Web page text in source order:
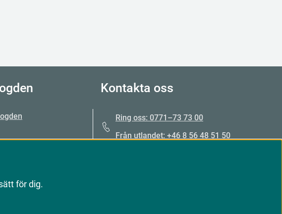
för dig.
Kontakta oss
Ring oss: 0771–73 73 00
Från utlandet: +46 8 56 48 51 50